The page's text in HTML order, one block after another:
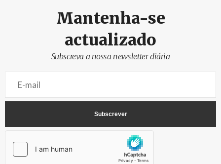
Mantenha-se
actualizado
Subscreva a nossa newsletter diária